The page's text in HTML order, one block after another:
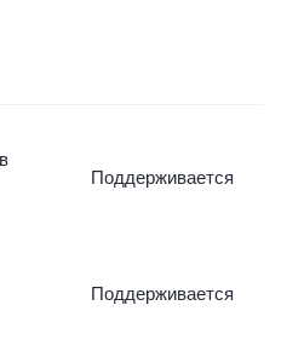
Поддерживается
Поддерживается